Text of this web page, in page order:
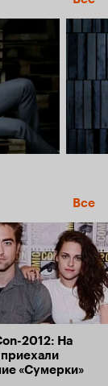
Все
2012: На
приехали
«Сумерки»